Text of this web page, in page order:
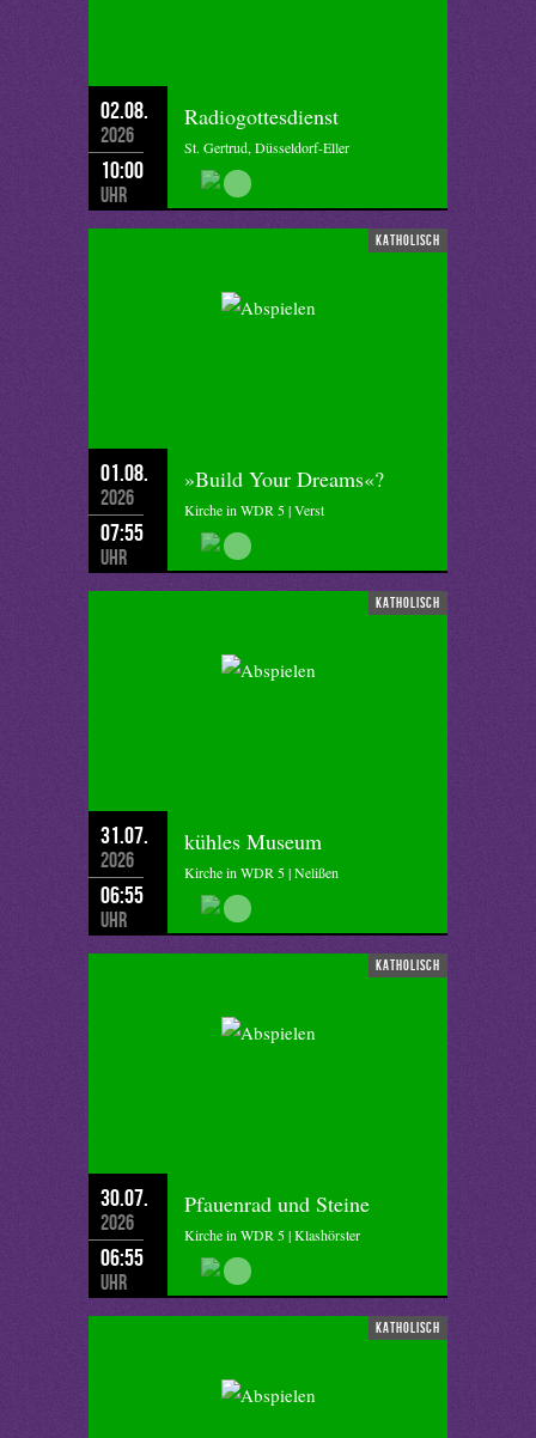
02.08.
2026
10:00
Uhr
Radiogottesdienst
St. Gertrud, Düsseldorf-Eller
katholisch
01.08.
2026
07:55
Uhr
»Build Your Dreams«?
Kirche in WDR 5 | Verst
katholisch
31.07.
2026
06:55
Uhr
kühles Museum
Kirche in WDR 5 | Nelißen
katholisch
30.07.
2026
06:55
Uhr
Pfauenrad und Steine
Kirche in WDR 5 | Klashörster
katholisch